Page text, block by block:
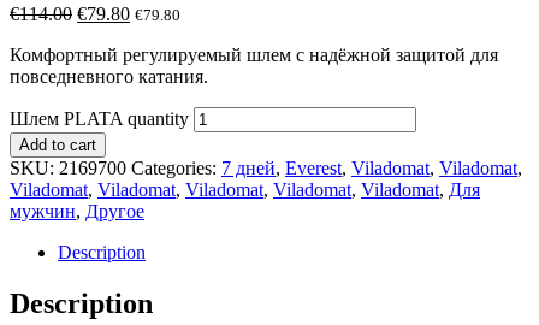
€114.00 €79.80 €79.80
Комфортный регулируемый шлем с надёжной защитой для
повседневного катания.
Шлем PLATA quantity
Add to cart
SKU: 2169700 Categories: 7 дней, Everest, Viladomat, Viladomat,
Viladomat, Viladomat, Viladomat, Viladomat, Viladomat, Для
мужчин, Другое
Description
Description